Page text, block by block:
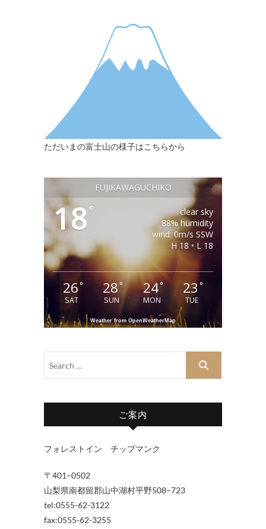
ただいまの富士山の様子はこちらから
FUJIKAWAGUCHIKO
18°
clear sky
88% humidity
wind: 0m/s SSW
H 18 • L 18
26°
SAT
28°
SUN
24°
MON
23°
TUE
Weather from OpenWeatherMap
ご案内
フォレストイン チップマンク
〒401−0502
山梨県南都留郡山中湖村平野508−723
tel:0555-62-3122
fax:0555-62-3255